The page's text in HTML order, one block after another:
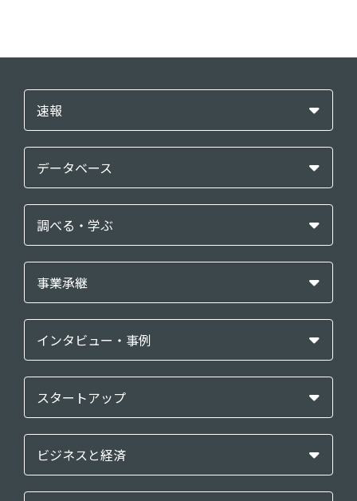
速報
データベース
調べる・学ぶ
事業承継
インタビュー・事例
スタートアップ
ビジネスと経済